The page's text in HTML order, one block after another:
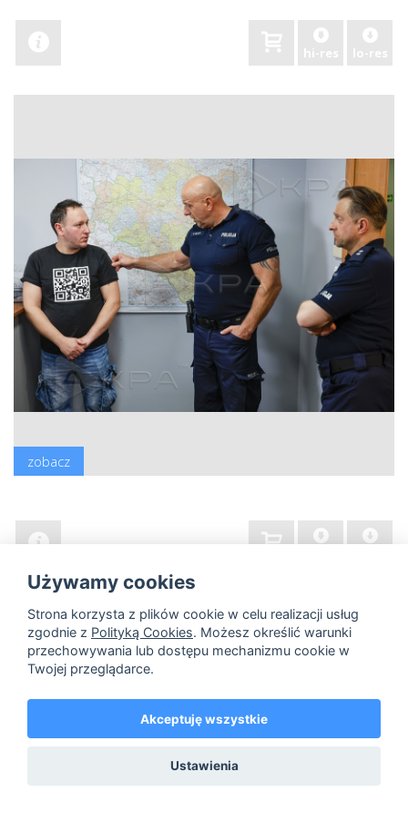
hi-res lo-res
zobacz
Używamy cookies
Strona korzysta z plików cookie w celu realizacji usług
zgodnie z Polityką Cookies. Możesz określić warunki
przechowywania lub dostępu mechanizmu cookie w
Twojej przeglądarce.
Akceptuję wszystkie
Ustawienia